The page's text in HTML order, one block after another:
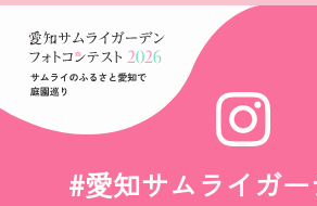
#愛知サムライガー